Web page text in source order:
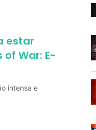
estar
War: E-
intensa e